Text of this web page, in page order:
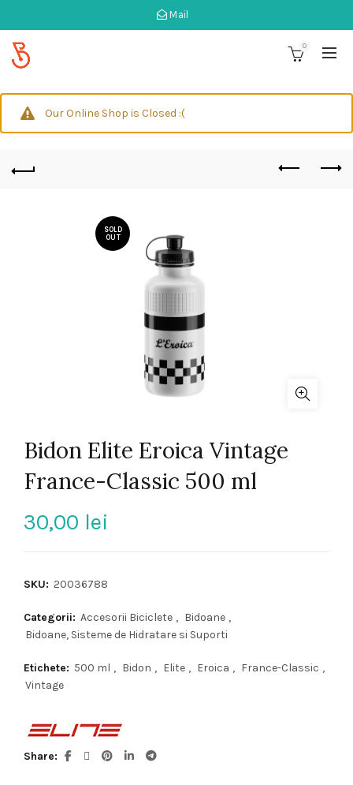
Mail
0
Our Online Shop is Closed :(
SOLD
OUT
Bidon Elite Eroica Vintage
France-Classic 500 ml
30,00 lei
SKU: 20036788
Categorii: Accesorii Biciclete , Bidoane ,
Bidoane, Sisteme de Hidratare si Suporti
Etichete: 500 ml , Bidon , Elite , Eroica , France-Classic ,
Vintage
Share